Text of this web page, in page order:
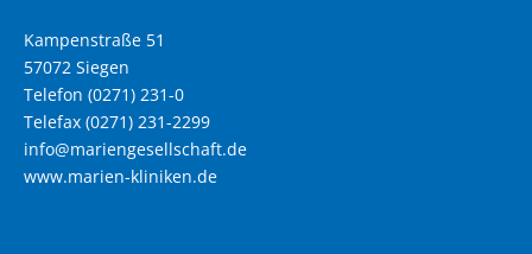
Kampenstraße 51
57072 Siegen
Telefon (0271) 231-0
Telefax (0271) 231-2299
info@mariengesellschaft.de
www.marien-kliniken.de